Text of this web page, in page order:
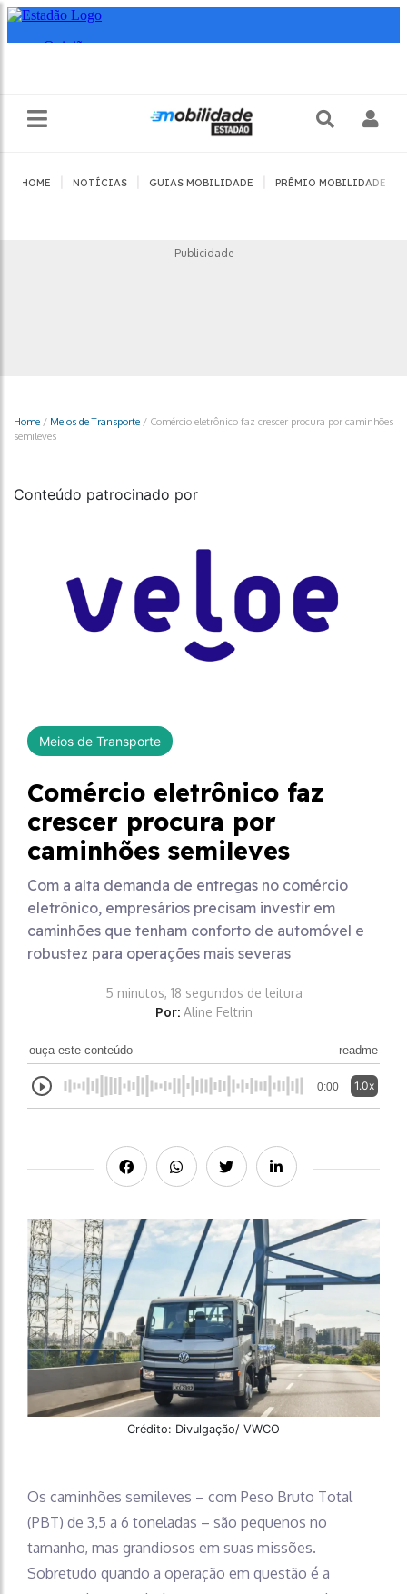
HOME NOTÍCIAS GUIAS MOBILIDADE PRÊMIO MOBILIDADE
Publicidade
Home / Meios de Transporte / Comércio eletrônico faz crescer procura por caminhões
semileves
Conteúdo patrocinado por
Meios de Transporte
Comércio eletrônico faz
crescer procura por
caminhões semileves
Com a alta demanda de entregas no comércio
eletrônico, empresários precisam investir em
caminhões que tenham conforto de automóvel e
robustez para operações mais severas
5 minutos, 18 segundos de leitura
Por: Aline Feltrin
ouça este conteúdo readme
0:00 1.0x
Crédito: Divulgação/ VWCO
Os caminhões semileves – com Peso Bruto Total
(PBT) de 3,5 a 6 toneladas – são pequenos no
tamanho, mas grandiosos em suas missões.
Sobretudo quando a operação em questão é a